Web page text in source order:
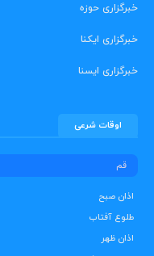
خبرگزاری حوزه
خبرگزاری ایکنا
خبرگزاری ایسنا
اوقات شرعی
اذان صبح
طلوع آفتاب
اذان ظهر